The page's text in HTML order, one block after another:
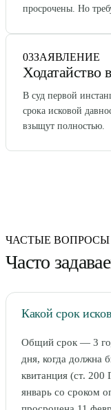
просрочены. Но
03ЗАЯВЛЕНИЕ
Ходатайство
В суд первой
срока исковой
взыщут полностью.
ЧАСТЫЕ ВОПРОСЫ
Часто
Какой срок
Общий срок — 3
дня, когда должна
квитанция (ст.
январь со сроком